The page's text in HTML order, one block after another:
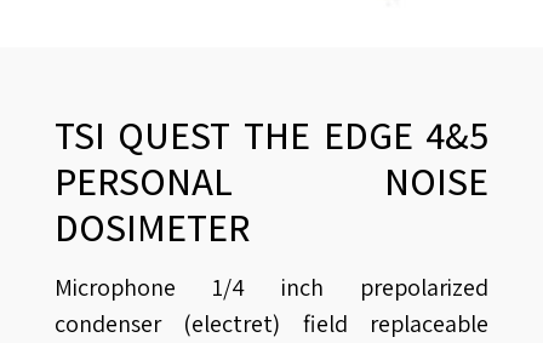
TSI QUEST THE EDGE 4&5
PERSONAL NOISE
DOSIMETER
Microphone 1/4 inch prepolarized
condenser (electret) field replaceable